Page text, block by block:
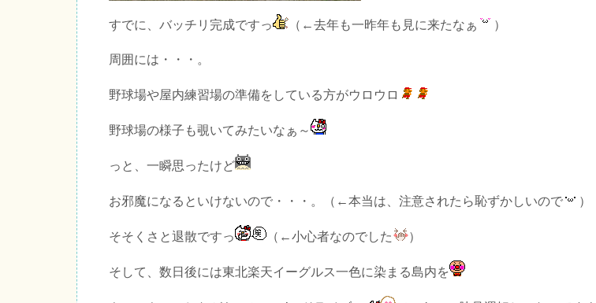
すでに、バッチリ完成ですっ （←去年も一昨年も見に来たなぁ ）
周囲には・・・。
野球場や屋内練習場の準備をしている方がウロウロ
野球場の様子も覗いてみたいなぁ～
っと、一瞬思ったけど
お邪魔になるといけないので・・・。（←本当は、注意されたら恥ずかしいので ）
そそくさと退散ですっ （←小心者なのでした ）
そして、数日後には東北楽天イーグルス一色に染まる島内を